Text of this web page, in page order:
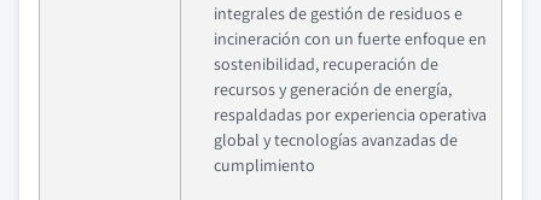
integrales de gestión de residuos e
incineración con un fuerte enfoque en
sostenibilidad, recuperación de
recursos y generación de energía,
respaldadas por experiencia operativa
global y tecnologías avanzadas de
cumplimiento